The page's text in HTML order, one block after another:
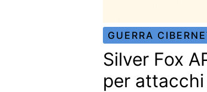
GUERRA
Silver Fox
per